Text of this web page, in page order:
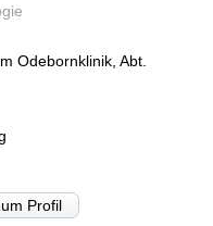
Odebornklinik, Abt.
Profil